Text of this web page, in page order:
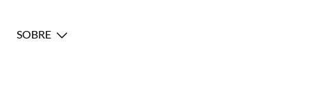
SOBRE